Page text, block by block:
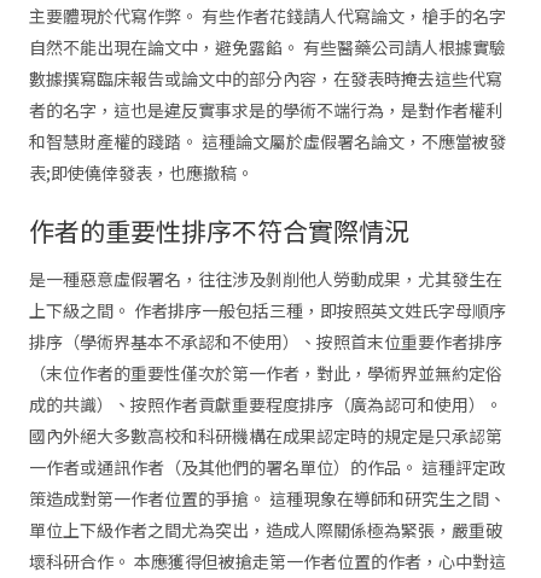
主要體現於代寫作弊。 有些作者花錢請人代寫論文，槍手的名字
自然不能出現在論文中，避免露餡。 有些醫藥公司請人根據實驗
數據撰寫臨床報告或論文中的部分內容，在發表時掩去這些代寫
者的名字，這也是違反實事求是的學術不端行為，是對作者權利
和智慧財產權的踐踏。 這種論文屬於虛假署名論文，不應當被發
表;即使僥倖發表，也應撤稿。
作者的重要性排序不符合實際情況
是一種惡意虛假署名，往往涉及剝削他人勞動成果，尤其發生在
上下級之間。 作者排序一般包括三種，即按照英文姓氏字母順序
排序（學術界基本不承認和不使用）、按照首末位重要作者排序
（末位作者的重要性僅次於第一作者，對此，學術界並無約定俗
成的共識）、按照作者貢獻重要程度排序（廣為認可和使用）。
國內外絕大多數高校和科研機構在成果認定時的規定是只承認第
一作者或通訊作者（及其他們的署名單位）的作品。 這種評定政
策造成對第一作者位置的爭搶。 這種現象在導師和研究生之間、
單位上下級作者之間尤為突出，造成人際關係極為緊張，嚴重破
壞科研合作。 本應獲得但被搶走第一作者位置的作者，心中對這